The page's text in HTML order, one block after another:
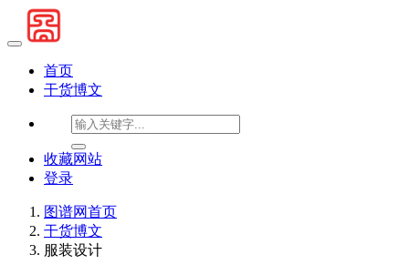
首页
干货博文
收藏网站
登录
图谱网首页
干货博文
服装设计